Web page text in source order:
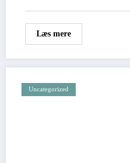
Læs mere
Uncategorized